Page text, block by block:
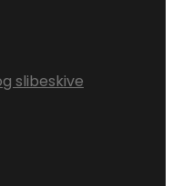
slibeskive